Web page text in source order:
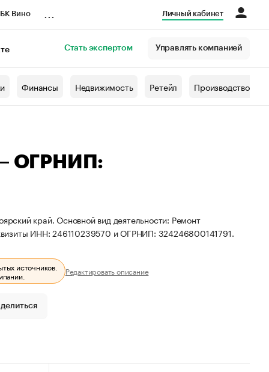
Вино Личный кабинет
Стать экспертом Управлять компанией
Финансы Недвижимость Ретейл Производство
— ОГРНИП:
край. Основной вид деятельности: Ремонт
ИНН: 246110239570 и ОГРНИП: 324246800141791.
источников.
Редактировать описание